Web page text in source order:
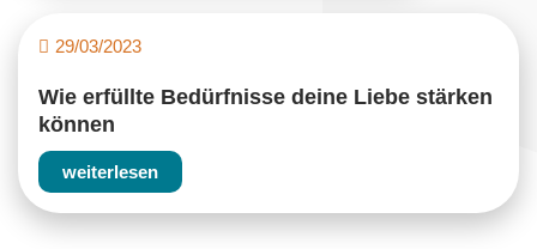
29/03/2023
Wie erfüllte Bedürfnisse deine Liebe stärken
können
weiterlesen